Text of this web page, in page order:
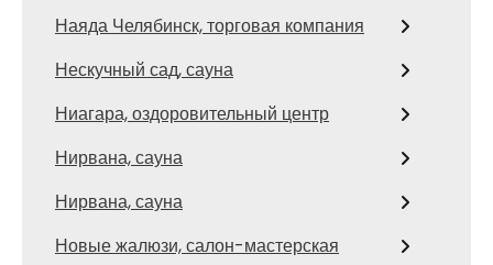
Наяда Челябинск, торговая компания
Нескучный сад, сауна
Ниагара, оздоровительный центр
Нирвана, сауна
Нирвана, сауна
Новые жалюзи, салон-мастерская